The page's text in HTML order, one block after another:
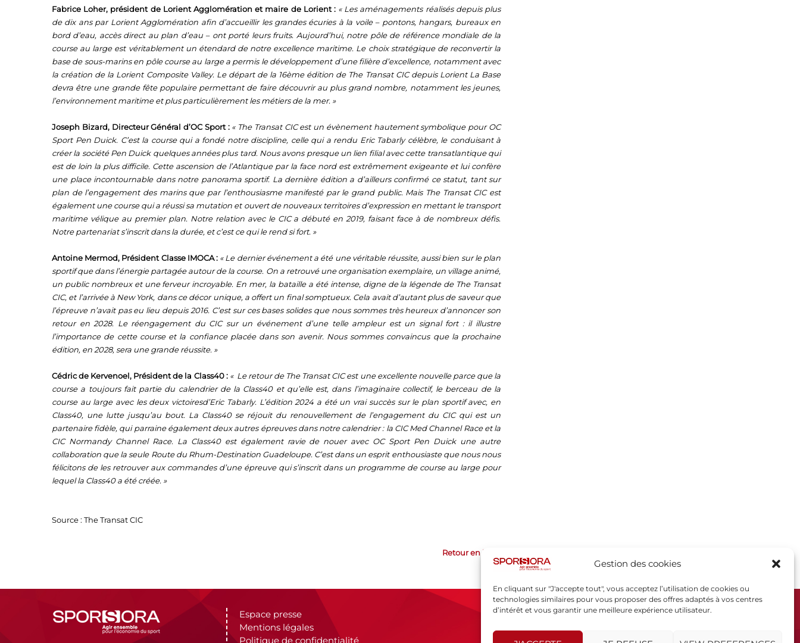
Gestion des cookies
En cliquant sur "J'accepte tout", vous acceptez l’utilisation de cookies ou
technologies similaires pour vous proposer des offres adaptés à vos centres
d’intérêt et vous garantir une meilleure expérience utilisateur.
Fabrice Loher, président de Lorient Agglomération et maire de Lorient : « Les aménagements réalisés depuis plus
de dix ans par Lorient Agglomération afin d’accueillir les grandes écuries à la voile – pontons, hangars, bureaux en
bord d’eau, accès direct au plan d’eau – ont porté leurs fruits. Aujourd’hui, notre pôle de référence mondiale de la
course au large est véritablement un étendard de notre excellence maritime. Le choix stratégique de reconvertir la
base de sous-marins en pôle course au large a permis le développement d’une filière d’excellence, notamment avec
la création de la Lorient Composite Valley. Le départ de la 16ème édition de The Transat CIC depuis Lorient La Base
devra être une grande fête populaire permettant de faire découvrir au plus grand nombre, notamment les jeunes,
l’environnement maritime et plus particulièrement les métiers de la mer. »
Joseph Bizard, Directeur Général d’OC Sport : « The Transat CIC est un évènement hautement symbolique pour OC
Sport Pen Duick. C’est la course qui a fondé notre discipline, celle qui a rendu Eric Tabarly célèbre, le conduisant à
créer la société Pen Duick quelques années plus tard. Nous avons presque un lien filial avec cette transatlantique qui
est de loin la plus difficile. Cette ascension de l’Atlantique par la face nord est extrêmement exigeante et lui confère
une place incontournable dans notre panorama sportif. La dernière édition a d’ailleurs confirmé ce statut, tant sur
plan de l’engagement des marins que par l’enthousiasme manifesté par le grand public. Mais The Transat CIC est
également une course qui a réussi sa mutation et ouvert de nouveaux territoires d’expression en mettant le transport
maritime vélique au premier plan. Notre relation avec le CIC a débuté en 2019, faisant face à de nombreux défis.
Notre partenariat s’inscrit dans la durée, et c’est ce qui le rend si fort. »
Antoine Mermod, Président Classe IMOCA : « Le dernier événement a été une véritable réussite, aussi bien sur le plan
sportif que dans l’énergie partagée autour de la course. On a retrouvé une organisation exemplaire, un village animé,
un public nombreux et une ferveur incroyable. En mer, la bataille a été intense, digne de la légende de The Transat
CIC, et l’arrivée à New York, dans ce décor unique, a offert un final somptueux. Cela avait d’autant plus de saveur que
l’épreuve n’avait pas eu lieu depuis 2016. C’est sur ces bases solides que nous sommes très heureux d’annoncer son
retour en 2028. Le réengagement du CIC sur un événement d’une telle ampleur est un signal fort : il illustre
l’importance de cette course et la confiance placée dans son avenir. Nous sommes convaincus que la prochaine
édition, en 2028, sera une grande réussite. »
Cédric de Kervenoel, Président de la Class40 : « Le retour de The Transat CIC est une excellente nouvelle parce que la
course a toujours fait partie du calendrier de la Class40 et qu’elle est, dans l’imaginaire collectif, le berceau de la
course au large avec les deux victoiresd’Eric Tabarly. L’édition 2024 a été un vrai succès sur le plan sportif avec, en
Class40, une lutte jusqu’au bout. La Class40 se réjouit du renouvellement de l’engagement du CIC qui est un
partenaire fidèle, qui parraine également deux autres épreuves dans notre calendrier : la CIC Med Channel Race et la
CIC Normandy Channel Race. La Class40 est également ravie de nouer avec OC Sport Pen Duick une autre
collaboration que la seule Route du Rhum-Destination Guadeloupe. C’est dans un esprit enthousiaste que nous nous
félicitons de les retrouver aux commandes d’une épreuve qui s’inscrit dans un programme de course au large pour
lequel la Class40 a été créée. »
Source : The Transat CIC
Retour en haut
Espace presse
Mentions légales
Politique de confidentialité
SPORSORA
75015 PARIS